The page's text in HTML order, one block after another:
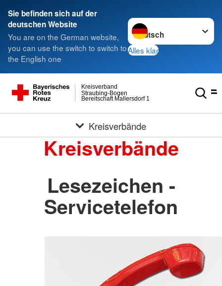
Sie befinden sich auf der
deutschen Website
You are on the German website,
you can use the switch to switch to
the English one
Sprache wechseln zu
Alles klar
Bereitschaft Mallersdorf 1
Straubing-Bogen
Kreisverband
Kreisverbände
Kreisverbände
Lesezeichen -
Servicetelefon